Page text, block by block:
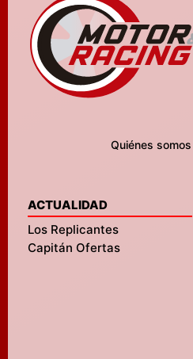
Quiénes somos
ACTUALIDAD
Los Replicantes
Capitán Ofertas